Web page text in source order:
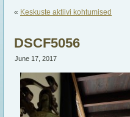
« Keskuste aktiivi kohtumised
DSCF5056
June 17, 2017